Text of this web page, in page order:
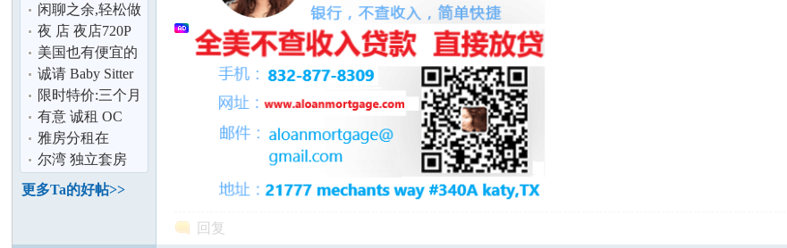
闲聊之余,轻松做
个代购,不要再到
处奔波跑货
夜 店 夜店720P
Youtube 徐峥 李
小璐 以及
美国也有便宜的
泡奶神器拉 ！
(恒温调奶器)
诚请 Baby Sitter
帮助照顾小孩
限时特价:三个月
全包1.9万美金起
真正直营
有意 诚租 OC
(小)办公室 或
(小)仓库
雅房分租在
Irvine(尔湾)
尔湾 独立套房
独立进出 Master
Room for R
更多Ta的好帖>>
回复